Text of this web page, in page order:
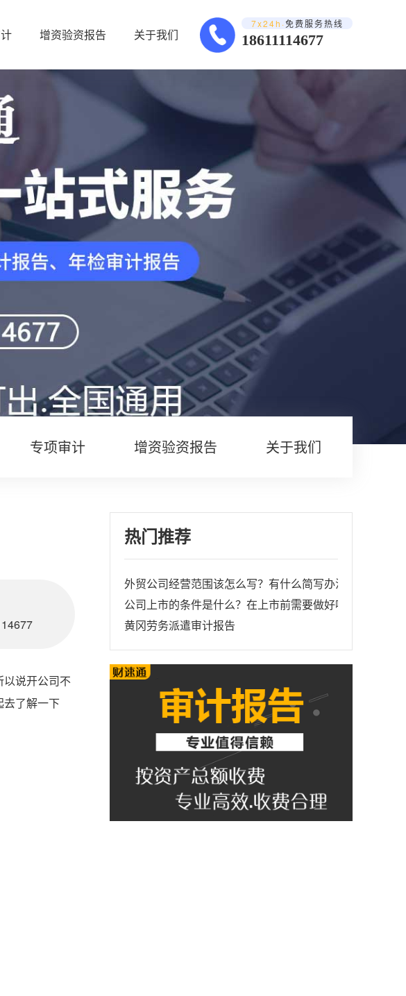
增资验资报告 关于我们
7x24h·免费服务热线
18611114677
专项审计 增资验资报告 关于我们
说开公司不
去了解一下
热门推荐
外贸公司经营范围该怎么写？有什么简写办法吗？
公司上市的条件是什么？在上市前需要做好哪些准备？
黄冈劳务派遣审计报告